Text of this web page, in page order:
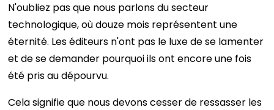
N'oubliez pas que nous parlons du secteur
technologique, où douze mois représentent une
éternité. Les éditeurs n'ont pas le luxe de se lamenter
et de se demander pourquoi ils ont encore une fois
été pris au dépourvu.
Cela signifie que nous devons cesser de ressasser les